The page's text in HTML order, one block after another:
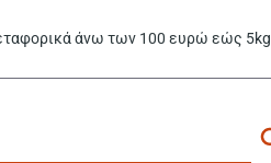
άνω των 100 ευρώ εώς 5kg